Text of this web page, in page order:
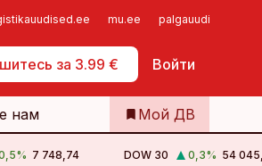
mu.ee palgauudised.ee
за 3.99 € Войти
Самообслуживание
нам Мой ДВ
% 7 748,74 DOW 30 0,3% 54